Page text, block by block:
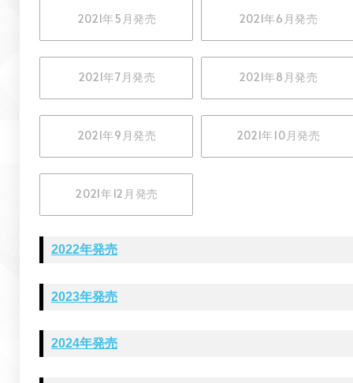
2021年5月発売 2021年6月発売
2021年7月発売 2021年8月発売
2021年9月発売 2021年10月発売
2021年12月発売
2022年発売
2023年発売
2024年発売